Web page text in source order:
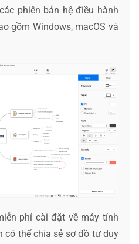
phiên bản hệ điều hành
gồm Windows, macOS và
phí cài đặt về máy tính
có thể chia sẻ sơ đồ tư duy